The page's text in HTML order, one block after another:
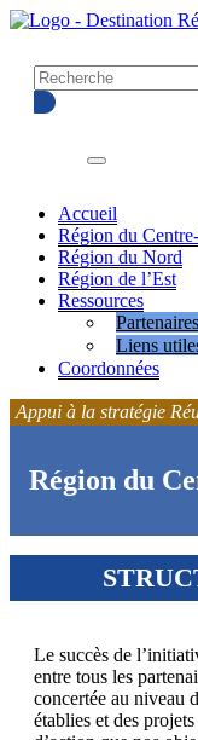
Accueil
Région du
Région du Nord
Région de l’Est
RessourcesMenu
Liens
Coordonnées
Appui à la stratégie
Région du
Le succès de
entre tous les
concertée au niveau
établies et des